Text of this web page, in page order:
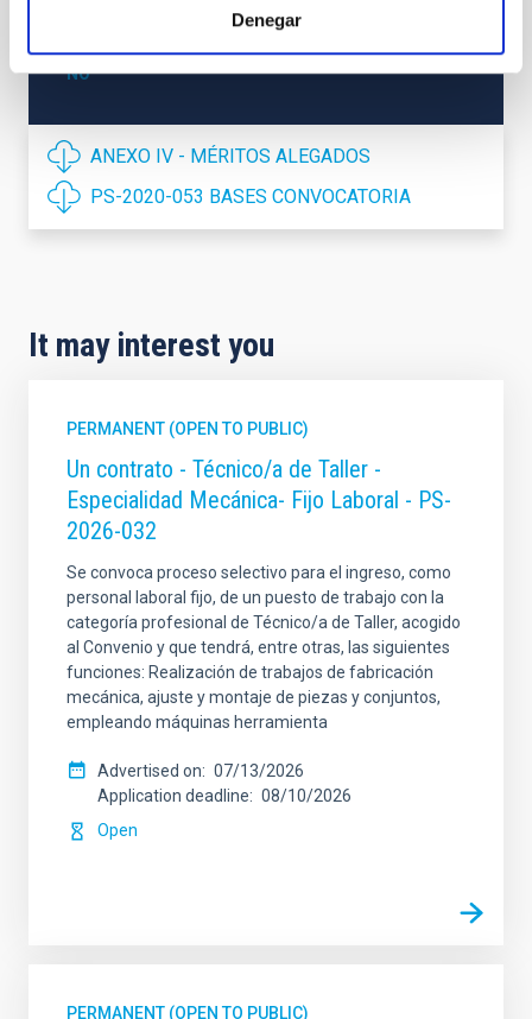
Denegar
PROMOTION
NO
ANEXO IV - MÉRITOS ALEGADOS
PS-2020-053 BASES CONVOCATORIA
It may interest you
PERMANENT (OPEN TO PUBLIC)
Un contrato - Técnico/a de Taller -
Especialidad Mecánica- Fijo Laboral - PS-
2026-032
Se convoca proceso selectivo para el ingreso, como
personal laboral fijo, de un puesto de trabajo con la
categoría profesional de Técnico/a de Taller, acogido
al Convenio y que tendrá, entre otras, las siguientes
funciones: Realización de trabajos de fabricación
mecánica, ajuste y montaje de piezas y conjuntos,
empleando máquinas herramienta
Advertised on
07/13/2026
Application deadline
08/10/2026
Open
PERMANENT (OPEN TO PUBLIC)